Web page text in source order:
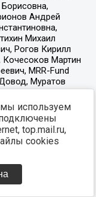
используем
top.mail.ru,
cookies